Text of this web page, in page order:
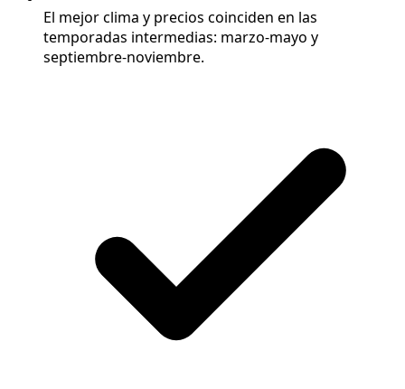
El mejor clima y precios coinciden en las
temporadas intermedias: marzo-mayo y
septiembre-noviembre.